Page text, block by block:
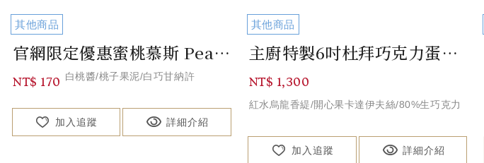
其他商品
官網限定優惠蜜桃慕斯 Peach Mousse Cake
白桃醬/桃子果泥/白巧甘納許
NT$ 170
加入追蹤 詳細介紹
其他商品
主廚特製6吋杜拜巧克力蛋糕 6" Dubai Pistachio Chocola...
紅水烏龍香緹/開心果卡達伊夫絲/80%生巧克力
NT$ 1,300
加入追蹤 詳細介紹